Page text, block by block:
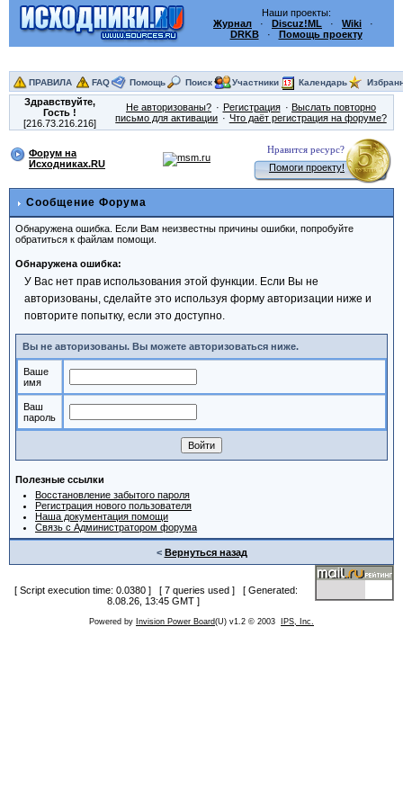
Наши проекты:
Журнал · Discuz!ML · Wiki ·
DRKB· Помощь проекту
ПРАВИЛА FAQ Помощь Поиск Участники Календарь
Здравствуйте,
Гость!
[216.73.216.216]
Не авторизованы? Регистрация
Выслать повторно
письмо для активации
Что даёт регистрация на форуме?
Форум на
Исходниках.RU
Нравится ресурс?
Помоги проекту!
Сообщение Форума
Обнаружена ошибка. Если Вам неизвестны причины ошибки, попробуйте
обратиться к файлам помощи.
Обнаружена ошибка:
У Вас нет прав использования этой функции. Если Вы не
авторизованы, сделайте это используя форму авторизации ниже и
повторите попытку, если это доступно.
Вы не авторизованы. Вы можете авторизоваться ниже.
Ваше
имя
Ваш
пароль
Полезные ссылки
Восстановление забытого пароля
Регистрация нового пользователя
Наша документация помощи
Связь с Администратором форума
< Вернуться назад
[ Script execution time: 0.0380 ] [ 7 queries used ] [ Generated:
8.08.26, 13:45 GMT ]
Powered by Invision Power Board(U) v1.2 © 2003 IPS, Inc.